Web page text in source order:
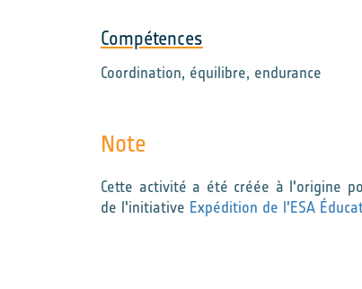
Compétences
Coordination, équilibre, endurance
Note
Cette activité a été créée à l'origine
de l'initiative Expédition de l'ESA